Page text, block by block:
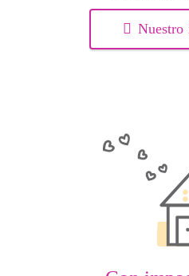
Nuestro